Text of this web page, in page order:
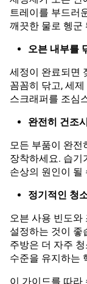
트레이를 부드러
깨끗한 물로 헹군
오븐 내부를
세정이 완료되면
꼼꼼히 닦고, 세
스크래퍼를 조심
완전히 건조
모든 부품이 완전
장착하세요. 습기
손상의 원인이 될
정기적인 청
오븐 사용 빈도와
설정하는 것이 좋
주방은 더 자주
수준을 유지하는
이 가이드를 따라